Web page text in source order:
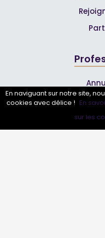
Annuaire Pro
Inscrire
Les
En naviguant sur notre site,
cookies avec délice ! En
sur les